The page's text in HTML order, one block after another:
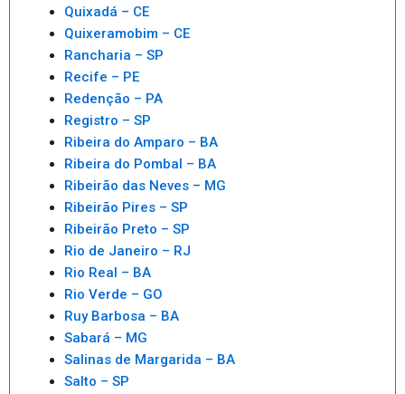
Quixadá – CE
Quixeramobim – CE
Rancharia – SP
Recife – PE
Redenção – PA
Registro – SP
Ribeira do Amparo – BA
Ribeira do Pombal – BA
Ribeirão das Neves – MG
Ribeirão Pires – SP
Ribeirão Preto – SP
Rio de Janeiro – RJ
Rio Real – BA
Rio Verde – GO
Ruy Barbosa – BA
Sabará – MG
Salinas de Margarida – BA
Salto – SP